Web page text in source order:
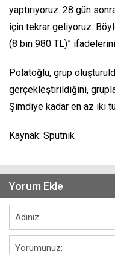
yaptırıyoruz. 28 gün
için tekrar geliyoruz.
(8 bin 980 TL)” ifadelerini
Polatoğlu, grup
gerçekleştirildiğini,
Şimdiye kadar en az iki
Kaynak: Sputnik
Yorum Ekle